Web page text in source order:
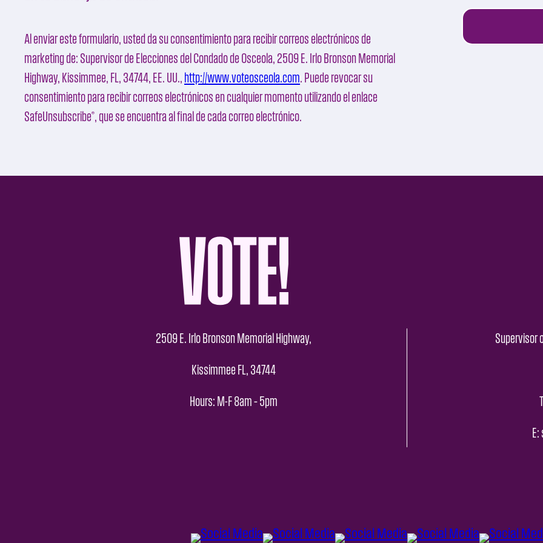
Al enviar este formulario, usted da su consentimiento para recibir correos electrónicos de
marketing de: Supervisor de Elecciones del Condado de Osceola, 2509 E. Irlo Bronson Memorial
Highway, Kissimmee, FL, 34744, EE. UU., http://www.voteosceola.com. Puede revocar su
consentimiento para recibir correos electrónicos en cualquier momento utilizando el enlace
SafeUnsubscribe®, que se encuentra al final de cada correo electrónico.
2509 E. Irlo Bronson Memorial Highway,
Kissimmee FL, 34744
Hours: M-F 8am – 5pm
Supervisor